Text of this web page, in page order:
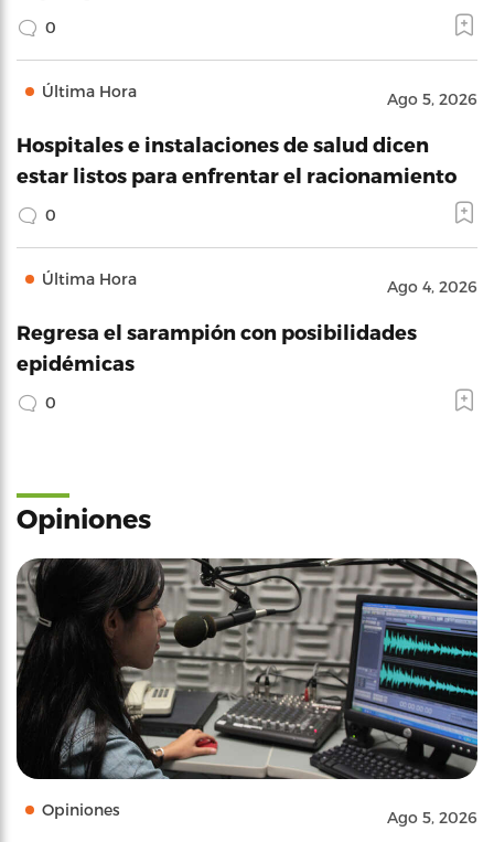
0
Última Hora Ago 5, 2026
Hospitales e instalaciones de salud dicen
estar listos para enfrentar el racionamiento
0
Última Hora Ago 4, 2026
Regresa el sarampión con posibilidades
epidémicas
0
Opiniones
Opiniones Ago 5, 2026